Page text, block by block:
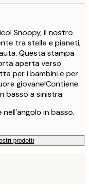
Snoopy, il nostro
tra stelle e pianeti,
Questa stampa
aperta verso
per i bambini e per
giovane!Contiene
basso a sinistra.
in basso.
prodotti